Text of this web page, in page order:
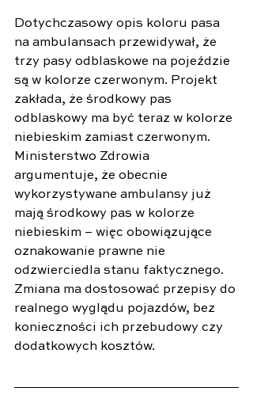
Dotychczasowy opis koloru pasa
na ambulansach przewidywał, że
trzy pasy odblaskowe na pojeździe
są w kolorze czerwonym. Projekt
zakłada, że środkowy pas
odblaskowy ma być teraz w kolorze
niebieskim zamiast czerwonym.
Ministerstwo Zdrowia
argumentuje, że obecnie
wykorzystywane ambulansy już
mają środkowy pas w kolorze
niebieskim – więc obowiązujące
oznakowanie prawne nie
odzwierciedla stanu faktycznego.
Zmiana ma dostosować przepisy do
realnego wyglądu pojazdów, bez
konieczności ich przebudowy czy
dodatkowych kosztów.